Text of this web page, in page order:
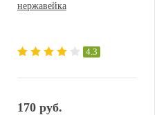
нержавейка
4.3
170 руб.